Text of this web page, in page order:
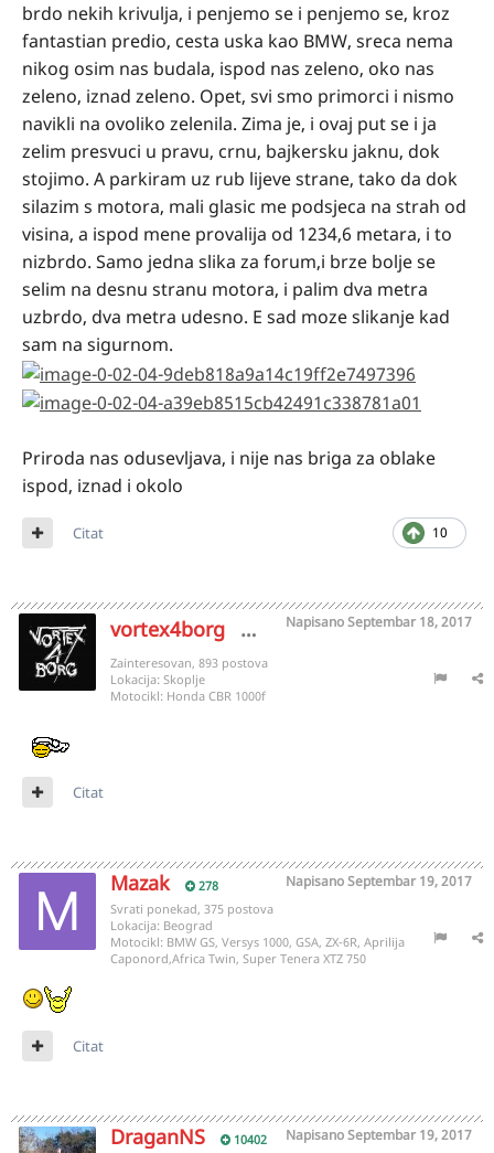
brdo nekih krivulja, i penjemo se i penjemo se, kroz
fantastian predio, cesta uska kao BMW, sreca nema
nikog osim nas budala, ispod nas zeleno, oko nas
zeleno, iznad zeleno. Opet, svi smo primorci i nismo
navikli na ovoliko zelenila. Zima je, i ovaj put se i ja
zelim presvuci u pravu, crnu, bajkersku jaknu, dok
stojimo. A parkiram uz rub lijeve strane, tako da dok
silazim s motora, mali glasic me podsjeca na strah od
visina, a ispod mene provalija od 1234,6 metara, i to
nizbrdo. Samo jedna slika za forum,i brze bolje se
selim na desnu stranu motora, i palim dva metra
uzbrdo, dva metra udesno. E sad moze slikanje kad
sam na sigurnom.
Priroda nas odusevljava, i nije nas briga za oblake
ispod, iznad i okolo
10
Citat
vortex4borg 391
NapisanoSeptembar 18, 2017
Zainteresovan, 893 postova
Lokacija: Skoplje
Motocikl: Honda CBR 1000f
Citat
Mazak 278 NapisanoSeptembar 19, 2017
Svrati ponekad, 375 postova
Lokacija: Beograd
Motocikl: BMW GS, Versys 1000, GSA, ZX-6R, Aprilija
Caponord,Africa Twin, Super Tenera XTZ 750
Citat
DraganNS 10402 NapisanoSeptembar 19, 2017